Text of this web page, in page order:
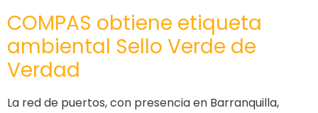
COMPAS obtiene etiqueta
ambiental Sello Verde de
Verdad
La red de puertos, con presencia en Barranquilla,